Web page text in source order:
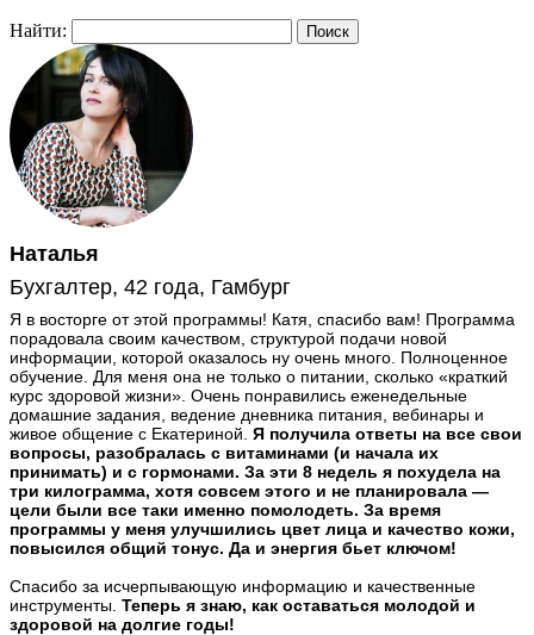
Найти:
Наталья
Бухгалтер, 42 года, Гамбург
Я в восторге от этой программы! Катя, спасибо вам! Программа
порадовала своим качеством, структурой подачи новой
информации, которой оказалось ну очень много. Полноценное
обучение. Для меня она не только о питании, сколько «краткий
курс здоровой жизни». Очень понравились еженедельные
домашние задания, ведение дневника питания, вебинары и
живое общение с Екатериной. Я получила ответы на все свои
вопросы, разобралась с витаминами (и начала их
принимать) и с гормонами. За эти 8 недель я похудела на
три килограмма, хотя совсем этого и не планировала —
цели были все таки именно помолодеть. За время
программы у меня улучшились цвет лица и качество кожи,
повысился общий тонус. Да и энергия бьет ключом!
Спасибо за исчерпывающую информацию и качественные
инструменты. Теперь я знаю, как оставаться молодой и
здоровой на долгие годы!